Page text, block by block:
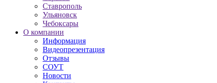
Ставрополь
Ульяновск
Чебоксары
О компании
Информация
Видеопрезентация
Отзывы
СОУТ
Новости